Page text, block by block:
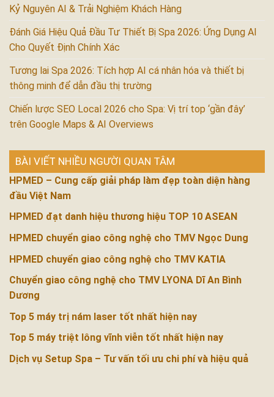
Kỷ Nguyên AI & Trải Nghiệm Khách Hàng
Đánh Giá Hiệu Quả Đầu Tư Thiết Bị Spa 2026: Ứng Dụng AI
Cho Quyết Định Chính Xác
Tương lai Spa 2026: Tích hợp AI cá nhân hóa và thiết bị
thông minh để dẫn đầu thị trường
Chiến lược SEO Local 2026 cho Spa: Vị trí top ‘gần đây’
trên Google Maps & AI Overviews
BÀI VIẾT NHIỀU NGƯỜI QUAN TÂM
HPMED – Cung cấp giải pháp làm đẹp toàn diện hàng
đầu Việt Nam
HPMED đạt danh hiệu thương hiệu TOP 10 ASEAN
HPMED chuyển giao công nghệ cho TMV Ngọc Dung
HPMED chuyển giao công nghệ cho TMV KATIA
Chuyển giao công nghệ cho TMV LYONA Dĩ An Bình
Dương
Top 5 máy trị nám laser tốt nhất hiện nay
Top 5 máy triệt lông vĩnh viễn tốt nhất hiện nay
Dịch vụ Setup Spa – Tư vấn tối ưu chi phí và hiệu quả